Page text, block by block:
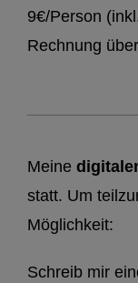
9€/Person
Rechnung
Meine
statt. Um
Möglichkeit:
Schreib mir